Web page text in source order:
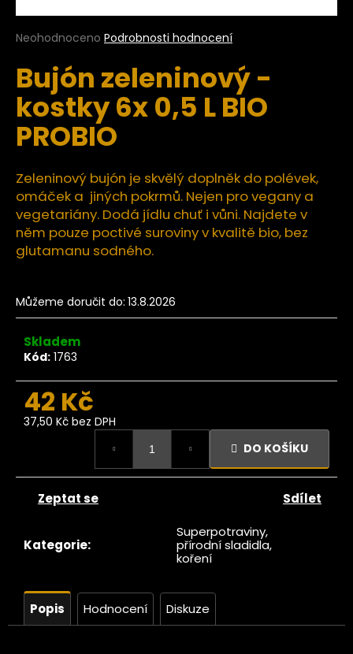
Průměrné
produktu
je
0,0
5
hvězdiček.
Neohodnoceno Podrobnosti hodnocení
Bujón zeleninový -
kostky 6x 0,5 L BIO
PROBIO
Zeleninový bujón je skvělý doplněk do polévek,
omáček a jiných pokrmů. Nejen pro vegany a
vegetariány. Dodá jídlu chuť i vůni. Najdete v
něm pouze poctivé suroviny v kvalitě bio, bez
glutamanu sodného.
Můžeme doručit do: 13.8.2026
Skladem
Kód: 1763
42 Kč
37,50 Kč bez DPH
DO KOŠÍKU
Kategorie:
Superpotraviny,
přírodní sladidla,
koření
Zeptat se Sdílet
Popis Hodnocení Diskuze
a
j
t
?
HLEDAT
D
o
r
u
č
m
129